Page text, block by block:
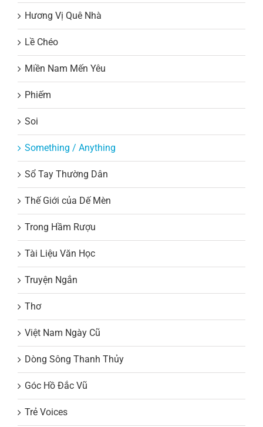
Hương Vị Quê Nhà
Lề Chéo
Miền Nam Mến Yêu
Phiếm
Soi
Something / Anything
Sổ Tay Thường Dân
Thế Giới của Dế Mèn
Trong Hầm Rượu
Tài Liệu Văn Học
Truyện Ngắn
Thơ
Việt Nam Ngày Cũ
Dòng Sông Thanh Thủy
Góc Hồ Đắc Vũ
Trẻ Voices